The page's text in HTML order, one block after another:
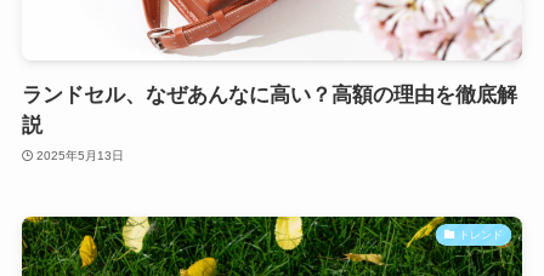
ランドセル、なぜあんなに高い？高額の理由を徹底解
説
2025年5月13日
トレンド